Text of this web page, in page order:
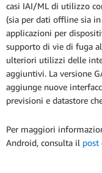
casi IAI/ML di utilizzo
(sia per dati offline sia
applicazioni per
supporto di vie di fuga
ulteriori utilizzi delle
aggiuntivi. La versione
aggiunge nuove
previsioni e datastore
Per maggiori
Android, consulta il post